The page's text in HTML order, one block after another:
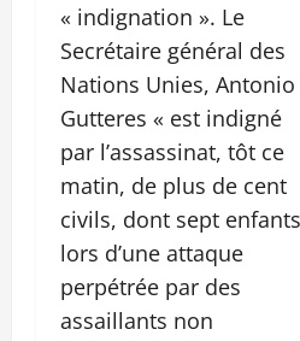
« indignation ». Le
Secrétaire général des
Nations Unies, Antonio
Gutteres « est indigné
par l’assassinat, tôt ce
matin, de plus de cent
civils, dont sept
lors d’une attaque
perpétrée par des
assaillants non